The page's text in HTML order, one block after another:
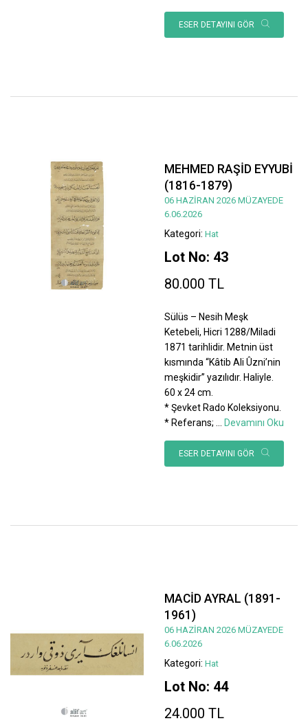
ESER DETAYINI GÖR
MEHMED RAŞİD EYYUBİ
(1816-1879)
06 HAZİRAN 2026 MÜZAYEDE
6.06.2026
Kategori: Hat
Lot No: 43
80.000 TL
Sülüs – Nesih Meşk
Ketebeli, Hicri 1288/Miladi
1871 tarihlidir. Metnin üst
kısmında “Kâtib Ali Ûzni’nin
meşkidir” yazılıdır. Haliyle.
60 x 24 cm.
* Şevket Rado Koleksiyonu.
* Referans;
Devamını Oku
ESER DETAYINI GÖR
MACİD AYRAL (1891-
1961)
06 HAZİRAN 2026 MÜZAYEDE
6.06.2026
Kategori: Hat
Lot No: 44
24.000 TL